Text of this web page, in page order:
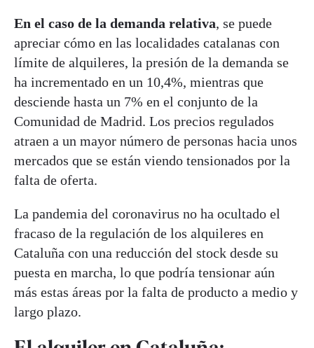
En el caso de la demanda relativa, se puede
apreciar cómo en las localidades catalanas con
límite de alquileres, la presión de la demanda se
ha incrementado en un 10,4%, mientras que
desciende hasta un 7% en el conjunto de la
Comunidad de Madrid. Los precios regulados
atraen a un mayor número de personas hacia unos
mercados que se están viendo tensionados por la
falta de oferta.
La pandemia del coronavirus no ha ocultado el
fracaso de la regulación de los alquileres en
Cataluña con una reducción del stock desde su
puesta en marcha, lo que podría tensionar aún
más estas áreas por la falta de producto a medio y
largo plazo.